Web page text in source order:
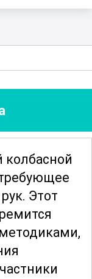
колбасной
Этот